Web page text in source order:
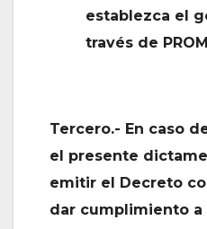
establezca el
través de
Tercero.- En caso
el presente
emitir el Decreto
dar cumplimiento